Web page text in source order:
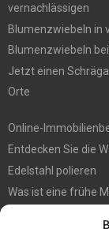
vernachlässigen
Blumenzwiebeln in
Blumenzwiebeln
Jetzt einen
Orte
Online-
Entdecken Sie die
Edelstahl polieren
Was ist eine frühe